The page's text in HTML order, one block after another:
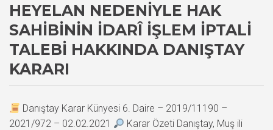
HEYELAN NEDENIYLE HAK
SAHIBININ İDARÎ İŞLEM İPTALI
TALEBI HAKKINDA DANIŞTAY
KARARI
Danıştay Karar Künyesi 6. Daire – 2019/11190 –
2021/972 – 02.02.2021
Karar Özeti Danıştay, Muş ili